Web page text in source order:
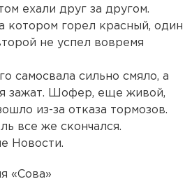
ехали друг за другом.
котором горел красный, один
не успел вовремя
самосвала сильно смяло, а
зажат. Шофер, еще живой,
из-за отказа тормозов.
все же скончался.
Новости.
«Сова»